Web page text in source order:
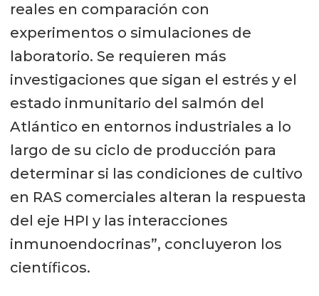
reales en comparación con
experimentos o simulaciones de
laboratorio. Se requieren más
investigaciones que sigan el estrés y el
estado inmunitario del salmón del
Atlántico en entornos industriales a lo
largo de su ciclo de producción para
determinar si las condiciones de cultivo
en RAS comerciales alteran la respuesta
del eje HPI y las interacciones
inmunoendocrinas”, concluyeron los
científicos.